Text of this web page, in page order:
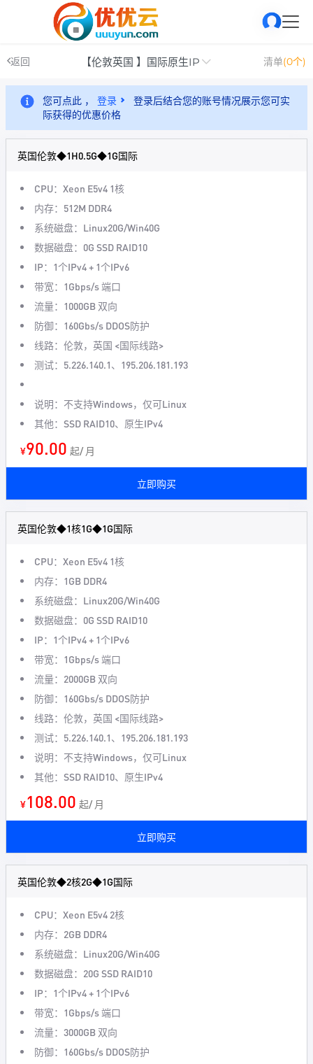
返回 【伦敦英国 】国际原生IP 清单(0个)
您可点此 ， 登录
登录后结合您的账号情况展示您可实
际获得的优惠价格
英国伦敦◆1H0.5G◆1G国际
CPU：Xeon E5v4 1核
内存：512M DDR4
系统磁盘：Linux20G/Win40G
数据磁盘：0G SSD RAID10
IP：1个IPv4 + 1个IPv6
带宽：1Gbps/s 端口
流量：1000GB 双向
防御：160Gbs/s DDOS防护
线路：伦敦，英国 <国际线路>
测试：5.226.140.1、195.206.181.193
说明：不支持Windows，仅可Linux
其他：SSD RAID10、原生IPv4
¥90.00 起/ 月
立即购买
英国伦敦◆1核1G◆1G国际
CPU：Xeon E5v4 1核
内存：1GB DDR4
系统磁盘：Linux20G/Win40G
数据磁盘：0G SSD RAID10
IP：1个IPv4 + 1个IPv6
带宽：1Gbps/s 端口
流量：2000GB 双向
防御：160Gbs/s DDOS防护
线路：伦敦，英国 <国际线路>
测试：5.226.140.1、195.206.181.193
说明：不支持Windows，仅可Linux
其他：SSD RAID10、原生IPv4
¥108.00 起/ 月
立即购买
英国伦敦◆2核2G◆1G国际
CPU：Xeon E5v4 2核
内存：2GB DDR4
系统磁盘：Linux20G/Win40G
数据磁盘：20G SSD RAID10
IP：1个IPv4 + 1个IPv6
带宽：1Gbps/s 端口
流量：3000GB 双向
防御：160Gbs/s DDOS防护